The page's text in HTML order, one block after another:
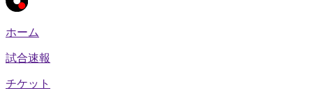
ホーム
試合速報
チケット